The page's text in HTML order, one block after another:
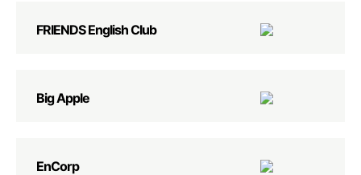
FRIENDS English Club
Big Apple
EnCorp